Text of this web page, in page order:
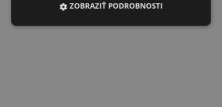
ZOBRAZIŤ PODROBNOSTI